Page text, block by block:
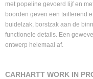
met popeline gevoerd lijf en
boorden geven een taillerend
buidelzak, borstzak aan de
functionele details. Een
ontwerp helemaal af.
CARHARTT WORK IN